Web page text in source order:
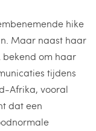
hike
Maar naast haar
om haar
tijdens
Afrika, vooral
dat een